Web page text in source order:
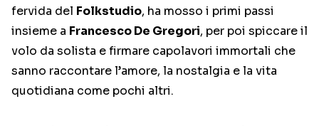
fervida del Folkstudio, ha mosso i primi passi
insieme a Francesco De Gregori, per poi spiccare il
volo da solista e firmare capolavori immortali che
sanno raccontare l’amore, la nostalgia e la vita
quotidiana come pochi altri.